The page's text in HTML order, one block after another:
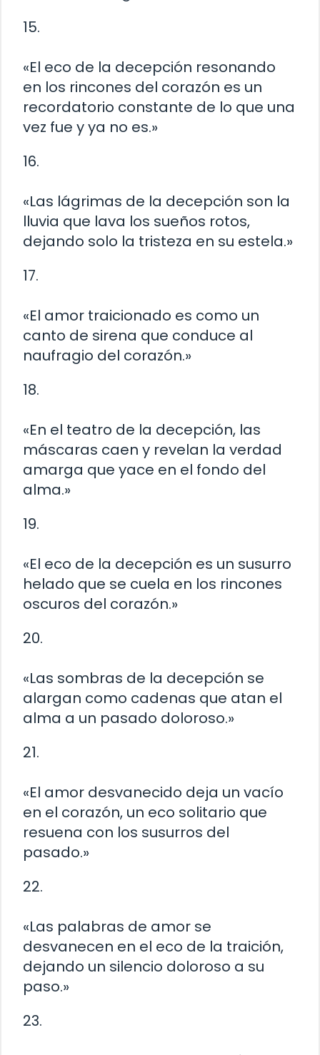
15.
«El eco de la decepción resonando
en los rincones del corazón es un
recordatorio constante de lo que una
vez fue y ya no es.»
16.
«Las lágrimas de la decepción son la
lluvia que lava los sueños rotos,
dejando solo la tristeza en su estela.»
17.
«El amor traicionado es como un
canto de sirena que conduce al
naufragio del corazón.»
18.
«En el teatro de la decepción, las
máscaras caen y revelan la verdad
amarga que yace en el fondo del
alma.»
19.
«El eco de la decepción es un susurro
helado que se cuela en los rincones
oscuros del corazón.»
20.
«Las sombras de la decepción se
alargan como cadenas que atan el
alma a un pasado doloroso.»
21.
«El amor desvanecido deja un vacío
en el corazón, un eco solitario que
resuena con los susurros del
pasado.»
22.
«Las palabras de amor se
desvanecen en el eco de la traición,
dejando un silencio doloroso a su
paso.»
23.